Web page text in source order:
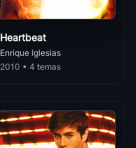
Heartbeat
Enrique Iglesias
2010 • 4 temas